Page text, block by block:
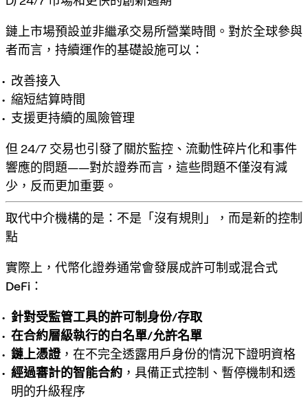
鏈上市場預設並非繼承交易所營業時間。對於全球參與
者而言，持續運作的基礎設施可以：
改善接入
縮短結算時間
支援更持續的風險管理
但 24/7 交易也引發了關於監控、流動性碎片化和事件
響應的問題——對於證券而言，這些問題不僅沒有減
少，反而更加重要。
取代中介機構的是：不是「沒有規則」，而是新的控制
點
實際上，代幣化證券通常會發展成許可制或混合式
DeFi ：
針對受監管工具的許可制身份/存取
在合約層級執行的白名單/允許名單
鏈上憑證，在不完全透露用戶身份的情況下證明資格
經過審計的智能合約 ，具備正式控制、暫停機制和透
明的升級程序